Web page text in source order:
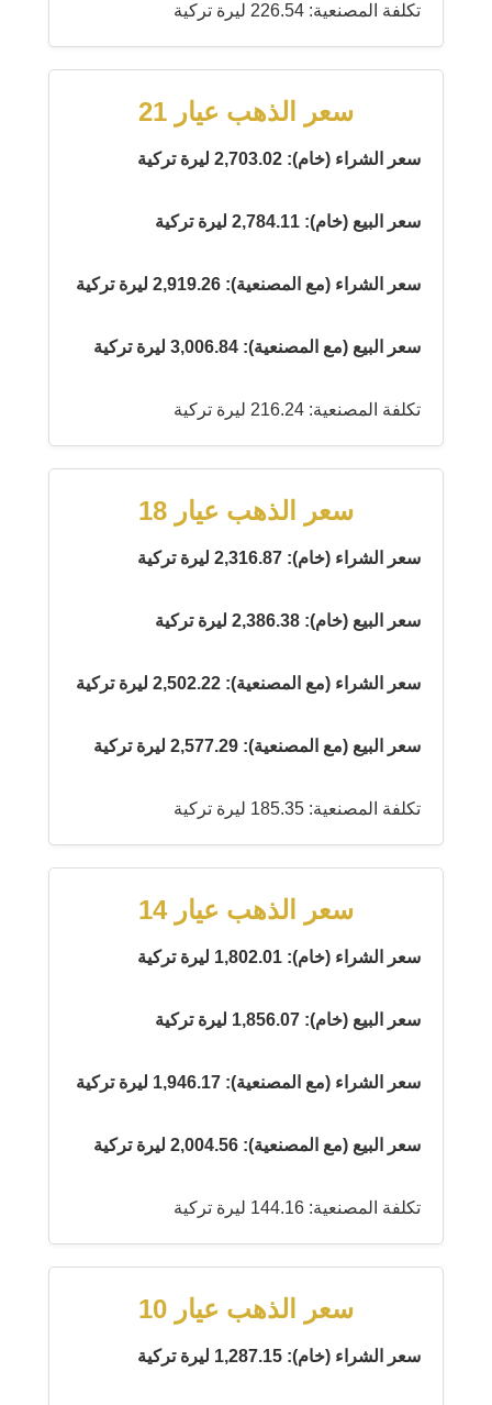
تكلفة المصنعية: 226.54 ليرة تركية
سعر الذهب عيار 21
سعر الشراء (خام): 2,703.02 ليرة تركية
سعر البيع (خام): 2,784.11 ليرة تركية
سعر الشراء (مع المصنعية): 2,919.26 ليرة تركية
سعر البيع (مع المصنعية): 3,006.84 ليرة تركية
تكلفة المصنعية: 216.24 ليرة تركية
سعر الذهب عيار 18
سعر الشراء (خام): 2,316.87 ليرة تركية
سعر البيع (خام): 2,386.38 ليرة تركية
سعر الشراء (مع المصنعية): 2,502.22 ليرة تركية
سعر البيع (مع المصنعية): 2,577.29 ليرة تركية
تكلفة المصنعية: 185.35 ليرة تركية
سعر الذهب عيار 14
سعر الشراء (خام): 1,802.01 ليرة تركية
سعر البيع (خام): 1,856.07 ليرة تركية
سعر الشراء (مع المصنعية): 1,946.17 ليرة تركية
سعر البيع (مع المصنعية): 2,004.56 ليرة تركية
تكلفة المصنعية: 144.16 ليرة تركية
سعر الذهب عيار 10
سعر الشراء (خام): 1,287.15 ليرة تركية